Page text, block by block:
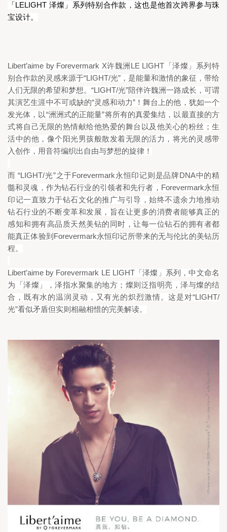
「 LELIGHT 泽燦」系列特别合作款，这也是他首次跨界参与珠
宝设计。
Libert’aime by Forevermark X许魏洲 LE LIGHT 「泽燦」系列特
别合作款的灵感来源于“LIGHT/光” ，是能量和激情的象征，带给
人们无限的希望和梦想。 “LIGHT/光”陪伴许魏洲一路成长，可谓
其演艺生涯中不可或缺的“灵感和动力”！舞台上的他，犹如一个
发光体，以“洲洲式的正能量”将所有的真爱集结，以最直接的方
式将自己无限的热情献给他热爱的舞台以及他关心的粉丝；生
活中的他，像个阳光男孩般散发着无限的活力，将光的灵感带
入创作，用音符编织出自由与梦想的旋律！
而 “LIGHT/光”之于Forevermark永恒印记则是品牌DNA中的精
髓和灵魂，作为钻石行业的引领者和先行者， Forevermark永恒
印记一直致力于钻石文化的推广与引导，始终不遗余力地推动
钻石行业的不断变革和发展，旨在让更多的消费者能够真正的
感知和拥有高品质天然美钻的同时，让每一位钻石的拥有者都
能真正体验到 Forevermark永恒印记所带来的无与伦比的美钻历
程。
Libert’aime by Forevermark LE LIGHT「泽燦」系列，中文命名
为「泽燦」，泽指水聚集的地方；燦则泛指明亮，泽与燦的结
合，既有水的温润灵动，又有光的炽烈激情。这是对“LIGHT/
光”看似矛盾但实则相融相惜的完美解读。